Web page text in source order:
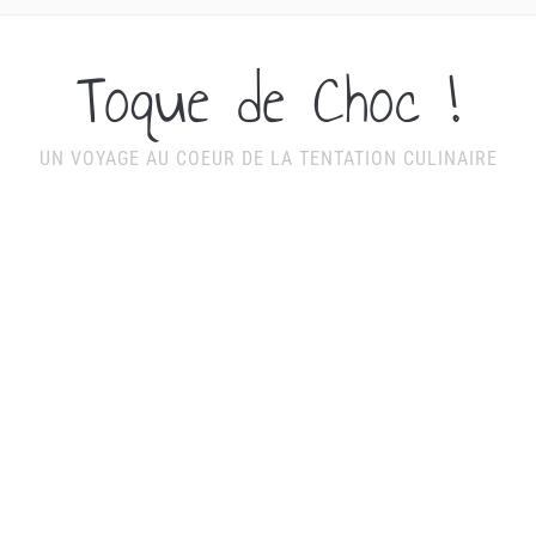
Toque de Choc !
UN VOYAGE AU COEUR DE LA TENTATION CULINAIRE